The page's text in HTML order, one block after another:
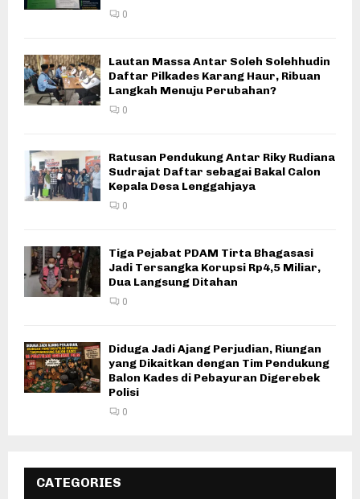
0
Lautan Massa Antar Soleh Solehhudin
Daftar Pilkades Karang Haur, Ribuan
Langkah Menuju Perubahan?
0
Ratusan Pendukung Antar Riky Rudiana
Sudrajat Daftar sebagai Bakal Calon
Kepala Desa Lenggahjaya
0
Tiga Pejabat PDAM Tirta Bhagasasi
Jadi Tersangka Korupsi Rp4,5 Miliar,
Dua Langsung Ditahan
0
Diduga Jadi Ajang Perjudian, Riungan
yang Dikaitkan dengan Tim Pendukung
Balon Kades di Pebayuran Digerebek
Polisi
0
CATEGORIES